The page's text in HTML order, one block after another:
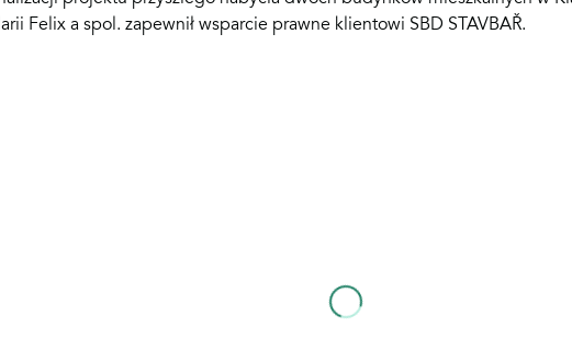
Felix a spol. zapewnił wsparcie prawne klientowi SBD STAVBAŘ.